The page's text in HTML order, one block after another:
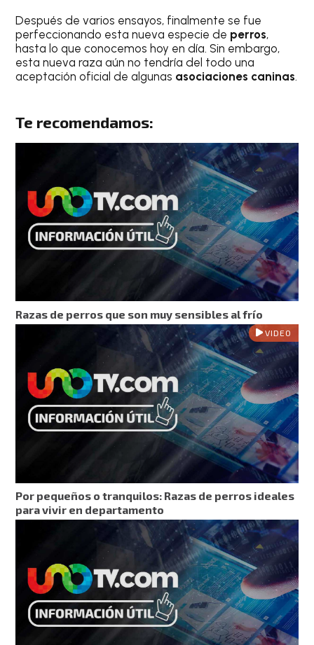
Después de varios ensayos, finalmente se fue
perfeccionando esta nueva especie de perros,
hasta lo que conocemos hoy en día. Sin embargo,
esta nueva raza aún no tendría del todo una
aceptación oficial de algunas asociaciones caninas.
Te recomendamos:
Razas de perros que son muy sensibles al frío
VIDEO
Por pequeños o tranquilos: Razas de perros ideales
para vivir en departamento